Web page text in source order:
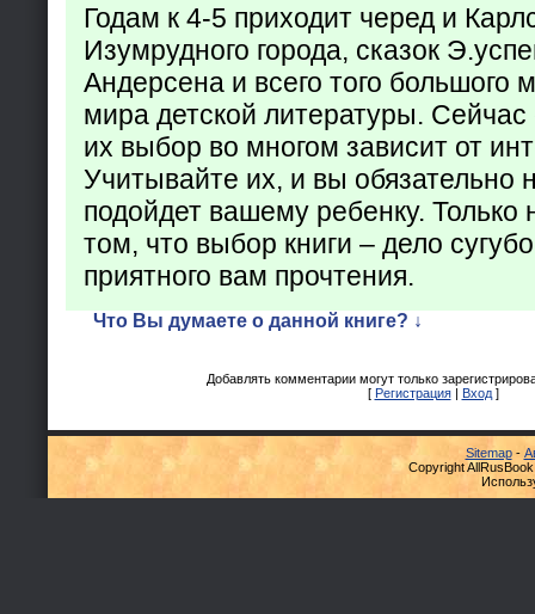
Годам к 4-5 приходит черед и
Изумрудного города, сказок
Андерсена и всего того большого
мира детской литературы. Сейчас
их выбор во многом зависит от
Учитывайте их, и вы обязательно
подойдет вашему ребенку. Только
том, что выбор книги – дело
приятного вам прочтения.
Что Вы думаете о данной книге? ↓
Добавлять комментарии могут только
[ Регистрация| Вход]
Sitemap-
Copyright